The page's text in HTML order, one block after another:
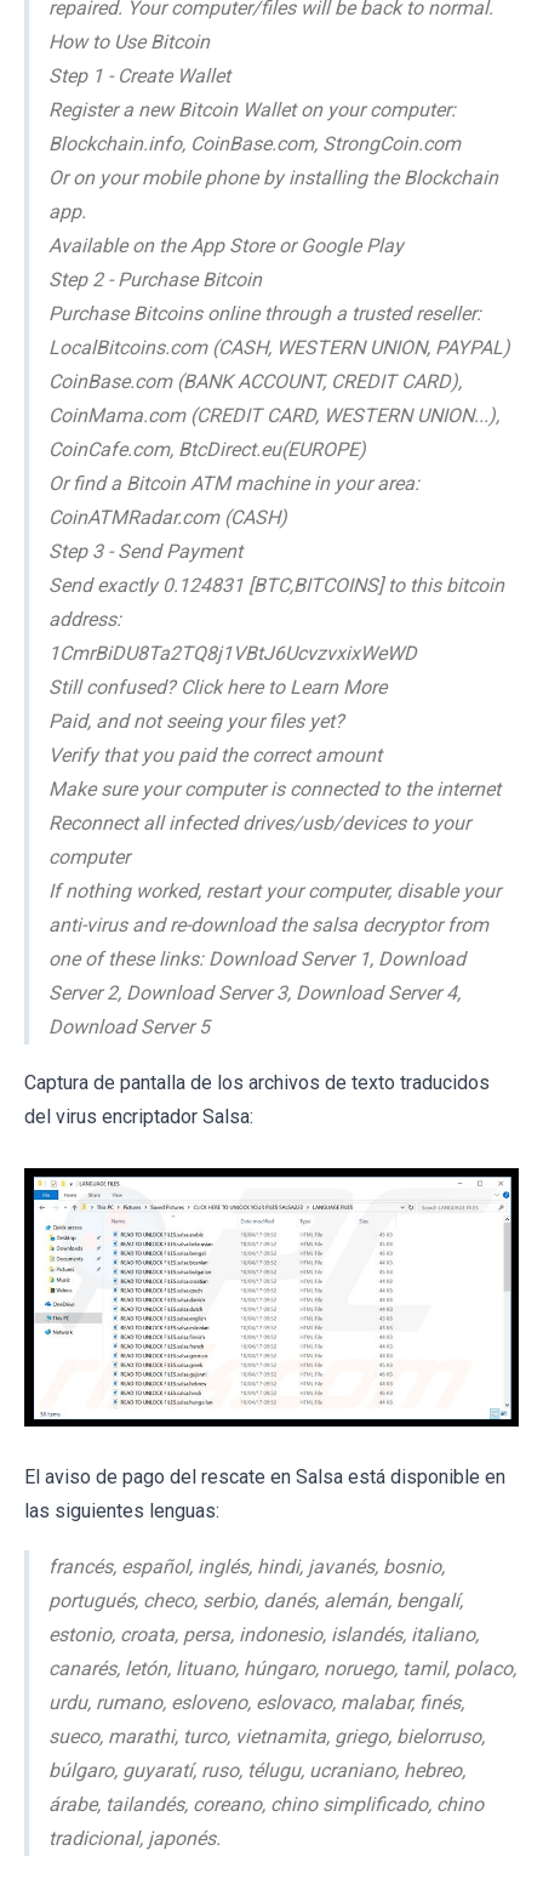
repaired. Your computer/files will be back to normal.
How to Use Bitcoin
Step 1 - Create Wallet
Register a new Bitcoin Wallet on your computer:
Blockchain.info, CoinBase.com, StrongCoin.com
Or on your mobile phone by installing the Blockchain
app.
Available on the App Store or Google Play
Step 2 - Purchase Bitcoin
Purchase Bitcoins online through a trusted reseller:
LocalBitcoins.com (CASH, WESTERN UNION, PAYPAL)
CoinBase.com (BANK ACCOUNT, CREDIT CARD),
CoinMama.com (CREDIT CARD, WESTERN UNION...),
CoinCafe.com, BtcDirect.eu(EUROPE)
Or find a Bitcoin ATM machine in your area:
CoinATMRadar.com (CASH)
Step 3 - Send Payment
Send exactly 0.124831 [BTC,BITCOINS] to this bitcoin
address:
1CmrBiDU8Ta2TQ8j1VBtJ6UcvzvxixWeWD
Still confused? Click here to Learn More
Paid, and not seeing your files yet?
Verify that you paid the correct amount
Make sure your computer is connected to the internet
Reconnect all infected drives/usb/devices to your
computer
If nothing worked, restart your computer, disable your
anti-virus and re-download the salsa decryptor from
one of these links: Download Server 1, Download
Server 2, Download Server 3, Download Server 4,
Download Server 5
Captura de pantalla de los archivos de texto traducidos
del virus encriptador Salsa:
El aviso de pago del rescate en Salsa está disponible en
las siguientes lenguas:
francés, español, inglés, hindi, javanés, bosnio,
portugués, checo, serbio, danés, alemán, bengalí,
estonio, croata, persa, indonesio, islandés, italiano,
canarés, letón, lituano, húngaro, noruego, tamil, polaco,
urdu, rumano, esloveno, eslovaco, malabar, finés,
sueco, marathi, turco, vietnamita, griego, bielorruso,
búlgaro, guyaratí, ruso, télugu, ucraniano, hebreo,
árabe, tailandés, coreano, chino simplificado, chino
tradicional, japonés.